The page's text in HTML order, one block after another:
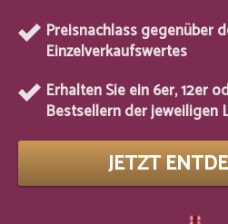
Preisnachlass gegenüber
Einzelverkaufswertes
Erhalten Sie ein 6er, 12er
Bestsellern der jeweiligen
JETZT